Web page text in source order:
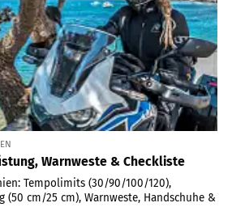
Warnweste & Checkliste
Tempolimits (30/90/100/120),
(50 cm/25 cm), Warnweste, Handschuhe &